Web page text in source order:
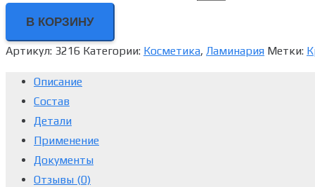
В КОРЗИНУ
Артикул: 3216 Категории: Косметика, Ламинария Метки:
Описание
Состав
Детали
Применение
Документы
Отзывы (0)